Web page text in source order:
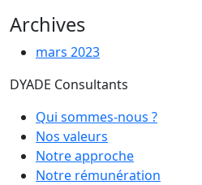
Archives
mars 2023
DYADE Consultants
Qui sommes-nous ?
Nos valeurs
Notre approche
Notre rémunération